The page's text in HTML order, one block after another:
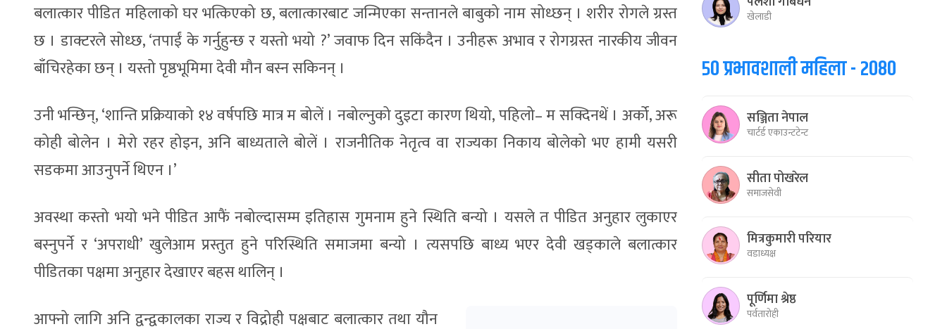
बलात्कार पीडित महिलाको घर भत्किएको छ, बलात्कारबाट जन्मिएका सन्तानले बाबुको नाम सोध्छन् । शरीर रोगले ग्रस्त
छ । डाक्टरले सोध्छ, ‘तपाईं के गर्नुहुन्छ र यस्तो भयो ?’ जवाफ दिन सकिंदैन । उनीहरू अभाव र रोगग्रस्त नारकीय जीवन
बाँचिरहेका छन् । यस्तो पृष्ठभूमिमा देवी मौन बस्न सकिनन् ।
उनी भन्छिन्, ‘शान्ति प्रक्रियाको १४ वर्षपछि मात्र म बोलें । नबोल्नुको दुइटा कारण थियो, पहिलो– म सक्दिनथें । अर्को, अरू
कोही बोलेन । मेरो रहर होइन, अनि बाध्यताले बोलें । राजनीतिक नेतृत्व वा राज्यका निकाय बोलेको भए हामी यसरी
सडकमा आउनुपर्ने थिएन ।’
अवस्था कस्तो भयो भने पीडित आफैं नबोल्दासम्म इतिहास गुमनाम हुने स्थिति बन्यो । यसले त पीडित अनुहार लुकाएर
बस्नुपर्ने र ‘अपराधी’ खुलेआम प्रस्तुत हुने परिस्थिति समाजमा बन्यो । त्यसपछि बाध्य भएर देवी खड्काले बलात्कार
पीडितका पक्षमा अनुहार देखाएर बहस थालिन् ।
आफ्नो लागि अनि द्वन्द्वकालका राज्य र विद्रोही पक्षबाट बलात्कार तथा यौन
खेलाडी
५० प्रभावशाली महिला - २०८०
सञ्जिता नेपाल
चार्टर्ड एकाउन्टटेन्ट
सीता पोखरेल
समाजसेवी
मित्रकुमारी परियार
वडाध्यक्ष
पूर्णिमा श्रेष्ठ
पर्वतारोही